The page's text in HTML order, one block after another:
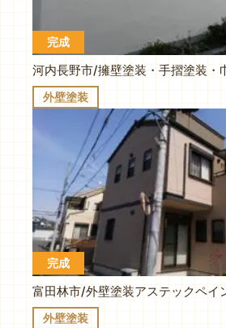
完成
外壁塗装
完成
外壁塗装